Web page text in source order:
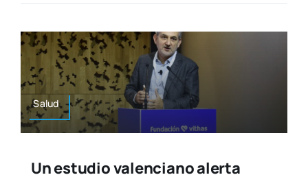
Salud
Un estudio valenciano alerta